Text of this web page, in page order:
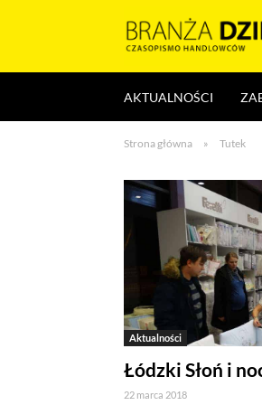
Branża
dziecięca
AKTUALNOŚCI
Strona główna » Tutek
Aktualności
Łódzki Słoń i
22 marca 2018